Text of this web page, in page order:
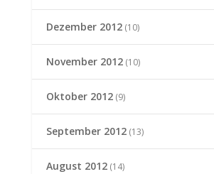
Dezember 2012(10)
November 2012(10)
Oktober 2012(9)
September 2012(13)
August 2012(14)